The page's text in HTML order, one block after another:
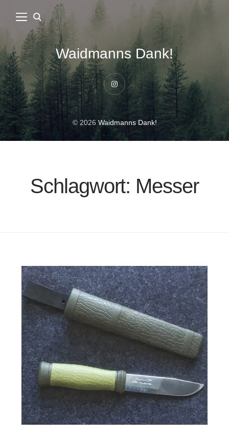
Waidmanns Dank!
Instagram
© 2026Waidmanns Dank!
Schlagwort: Messer